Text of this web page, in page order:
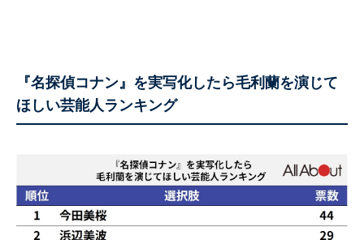
『名探偵コナン』を実写化したら毛利蘭を演じて
ほしい芸能人ランキング